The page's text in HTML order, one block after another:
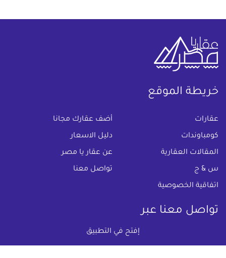
إفتح في التطبيق
خريطة الموقع
عقارات أضف عقارك مجانا
كومباوندات دليل الاسعار
المقالات العقارية عن عقار يا مصر
س & ج تواصل معنا
اتفاقية الخصوصية
تواصل معنا عبر